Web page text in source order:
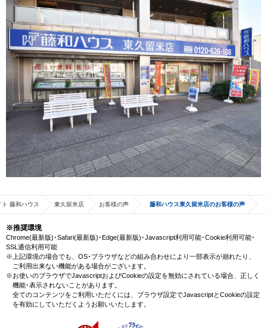
藤和ハウス 東久留米店 お客様の声 藤和ハウス東久留米店のお客様の声
※推奨環境
Chrome(最新版)･Safari(最新版)･Edge(最新版)･Javascript利用可能･Cookie利用可能･
SSL通信利用可能
※上記環境の場合でも、OS･ブラウザなどの組み合わせにより一部表示が崩れたり、
ご利用出来ない機能がある場合がございます。
※お使いのブラウザでJavascriptおよびCookieの設定を無効にされている場合、正しく
機能･表示されないことがあります。
全てのコンテンツをご利用いただくには、ブラウザ設定でJavascriptとCookieの設定
を有効にしていただくようお願いいたします。